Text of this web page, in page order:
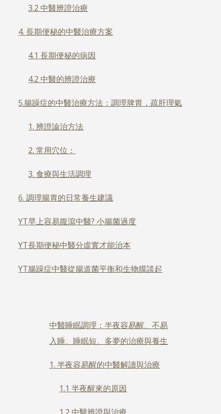
3.2 中醫辨證治療
4. 長期便秘的中醫治療方案
4.1 長期便秘的病因
4.2 中醫的辨證治療
5.腸躁症的中醫治療方法：調理脾胃，疏肝理氣
1. 辨證論治方法
2. 常用穴位：
3. 食療與生活調理
6. 調理腸胃的日常養生建議
YT早上容易腹瀉中醫? 小腸菌過度
YT長期便秘中醫分虛實才能治本
YT腸躁症中醫從腸道菌平衡和生物膜談起
中醫睡眠調理：半夜容易醒、不易
入睡、睡眠短、多夢的治療與養生
1. 半夜容易醒的中醫解讀與治療
1.1 半夜醒來的原因